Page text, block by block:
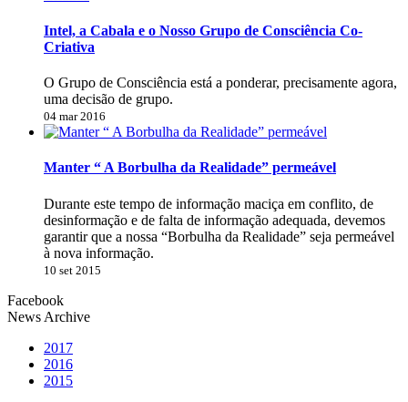
Intel, a Cabala e o Nosso Grupo de Consciência Co-
Criativa
O Grupo de Consciência está a ponderar, precisamente agora,
uma decisão de grupo.
04 mar 2016
Manter “ A Borbulha da Realidade” permeável
Durante este tempo de informação maciça em conflito, de
desinformação e de falta de informação adequada, devemos
garantir que a nossa “Borbulha da Realidade” seja permeável
à nova informação.
10 set 2015
Facebook
News Archive
2017
2016
2015